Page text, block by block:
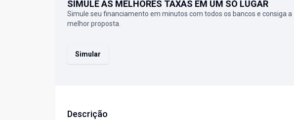
SIMULE AS MELHORES TAXAS EM UM SÓ LUGAR
Simule seu financiamento em minutos com todos os bancos e consiga a
melhor proposta.
Simular
Descrição